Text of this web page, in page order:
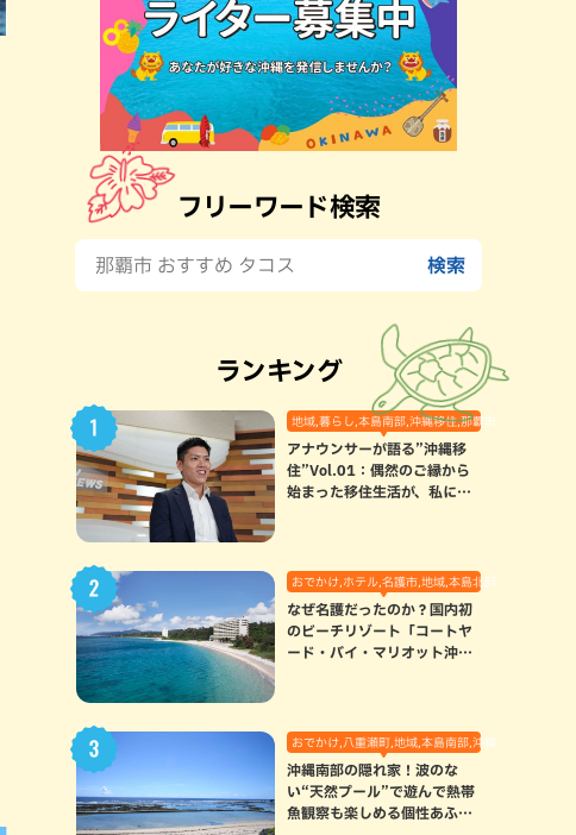
フリーワード検索
ランキング
地域,暮らし,本島南部,沖縄移住,那覇市
アナウンサーが語る”沖縄移
住”Vol.01：偶然のご縁から
始まった移住生活が、私にと
おでかけ,ホテル,名護市,地域,本島北部
なぜ名護だったのか？国内初
のビーチリゾート「コートヤ
ード・バイ・マリオット沖縄
おでかけ,八重瀬町,地域,本島南部,沖縄の海,自然
沖縄南部の隠れ家！波のな
い“天然プール”で遊んで熱帯
魚観察も楽しめる個性あふれ